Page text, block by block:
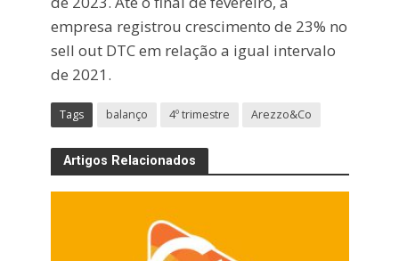
empresa registrou crescimento de 23% no
sell out DTC em relação a igual intervalo
de 2021.
Tags balanço 4º trimestre Arezzo&Co
Artigos Relacionados